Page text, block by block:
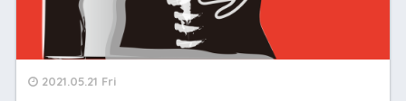
2021.05.21 Fri